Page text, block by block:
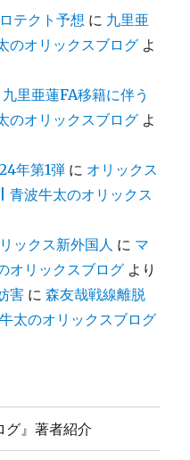
テクト予想 に 九里亜
のオリックスブログ よ
九里亜蓮FA移籍に伴う
のオリックスブログ よ
年第1弾 に オリックス
青波牛太のオリックス
ックス新外国人 に マ
オリックスブログ より
害 に森友哉戦線離脱
太のオリックスブログ
グ』著者紹介